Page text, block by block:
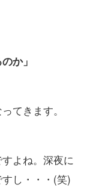
か」
てきます。
よね。深夜に
し・・・(笑)